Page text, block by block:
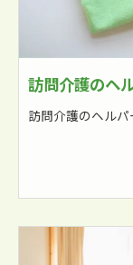
訪問介護のヘ
訪問介護のヘルパ